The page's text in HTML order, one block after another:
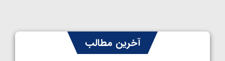
آخرین مطالب